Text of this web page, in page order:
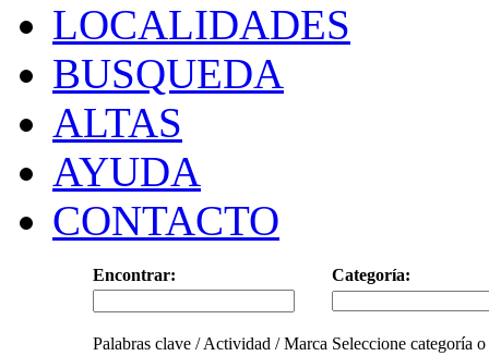
LOCALIDADES
BUSQUEDA
ALTAS
AYUDA
CONTACTO
Encontrar: Categoría:
Palabras clave / Actividad / Marca Seleccione categoría